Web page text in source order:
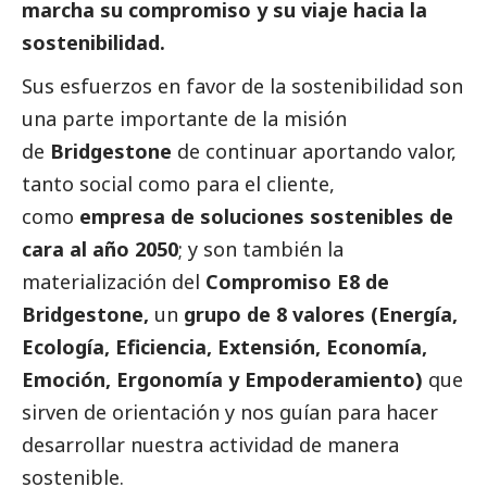
marcha su compromiso y su viaje hacia la
sostenibilidad.
Sus esfuerzos en favor de la sostenibilidad son
una parte importante de la misión
de Bridgestone de continuar aportando valor,
tanto social como para el cliente,
como empresa de soluciones sostenibles de
cara al año 2050; y son también la
materialización del Compromiso E8 de
Bridgestone, un grupo de 8 valores (Energía,
Ecología, Eficiencia, Extensión, Economía,
Emoción, Ergonomía y Empoderamiento) que
sirven de orientación y nos guían para hacer
desarrollar nuestra actividad de manera
sostenible.